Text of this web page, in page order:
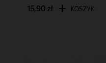
15,90 zł KOSZYK